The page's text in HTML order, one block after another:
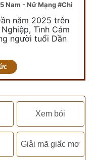
Nam - Nữ Mạng #Chi
năm 2025 trên
Tình Cảm
người tuổi Dần
Xem bói
Giải mã giấc mơ